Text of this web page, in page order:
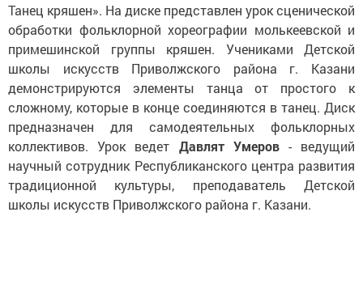
Танец кряшен». На диске представлен урок сценической
обработки фольклорной хореографии молькеевской и
примешинской группы кряшен. Учениками Детской
школы искусств Приволжского района г. Казани
демонстрируются элементы танца от простого к
сложному, которые в конце соединяются в танец. Диск
предназначен для самодеятельных фольклорных
коллективов. Урок ведет Давлят Умеров- ведущий
научный сотрудник Республиканского центра развития
традиционной культуры, преподаватель Детской
школы искусств Приволжского района г. Казани.